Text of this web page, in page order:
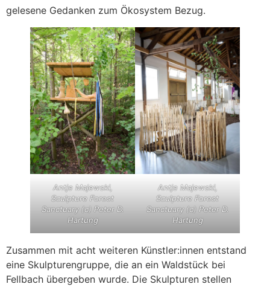
gelesene Gedanken zum Ökosystem Bezug.
Antje Majewski,
Sculpture Forest
Sanctuary (c) Peter D.
Hartung
Antje Majewski,
Sculpture Forest
Sanctuary (c) Peter D.
Hartung
Zusammen mit acht weiteren Künstler:innen entstand
eine Skulpturengruppe, die an ein Waldstück bei
Fellbach übergeben wurde. Die Skulpturen stellen